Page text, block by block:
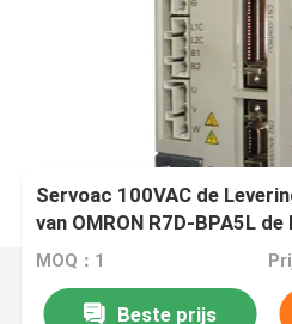
Servoac 100VAC de
van OMRON R7D-BPA5L
MOQ：1
Beste prijs